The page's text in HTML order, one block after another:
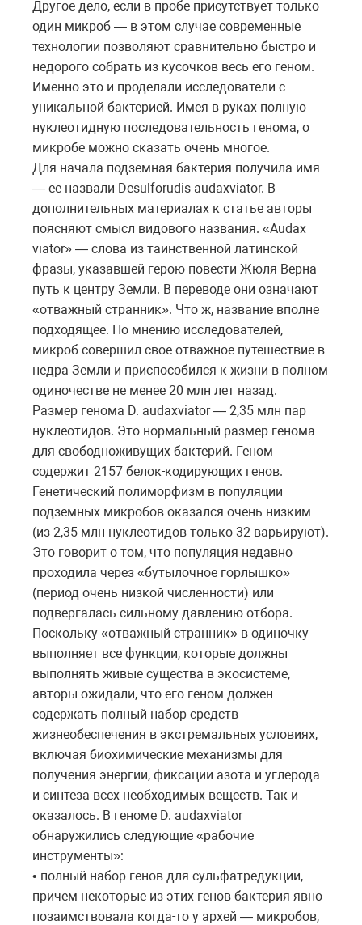
Другое дело, если в пробе присутствует только
один микроб — в этом случае современные
технологии позволяют сравнительно быстро и
недорого собрать из кусочков весь его геном.
Именно это и проделали исследователи с
уникальной бактерией. Имея в руках полную
нуклеотидную последовательность генома, о
микробе можно сказать очень многое.
Для начала подземная бактерия получила имя
— ее назвали Desulforudis audaxviator. В
дополнительных материалах к статье авторы
поясняют смысл видового названия. «Audax
viator» — слова из таинственной латинской
фразы, указавшей герою повести Жюля Верна
путь к центру Земли. В переводе они означают
«отважный странник». Что ж, название вполне
подходящее. По мнению исследователей,
микроб совершил свое отважное путешествие в
недра Земли и приспособился к жизни в полном
одиночестве не менее 20 млн лет назад.
Размер генома D. audaxviator — 2,35 млн пар
нуклеотидов. Это нормальный размер генома
для свободноживущих бактерий. Геном
содержит 2157 белок-кодирующих генов.
Генетический полиморфизм в популяции
подземных микробов оказался очень низким
(из 2,35 млн нуклеотидов только 32 варьируют).
Это говорит о том, что популяция недавно
проходила через «бутылочное горлышко»
(период очень низкой численности) или
подвергалась сильному давлению отбора.
Поскольку «отважный странник» в одиночку
выполняет все функции, которые должны
выполнять живые существа в экосистеме,
авторы ожидали, что его геном должен
содержать полный набор средств
жизнеобеспечения в экстремальных условиях,
включая биохимические механизмы для
получения энергии, фиксации азота и углерода
и синтеза всех необходимых веществ. Так и
оказалось. В геноме D. audaxviator
обнаружились следующие «рабочие
инструменты»:
• полный набор генов для сульфатредукции,
причем некоторые из этих генов бактерия явно
позаимствовала когда-то у архей — микробов,